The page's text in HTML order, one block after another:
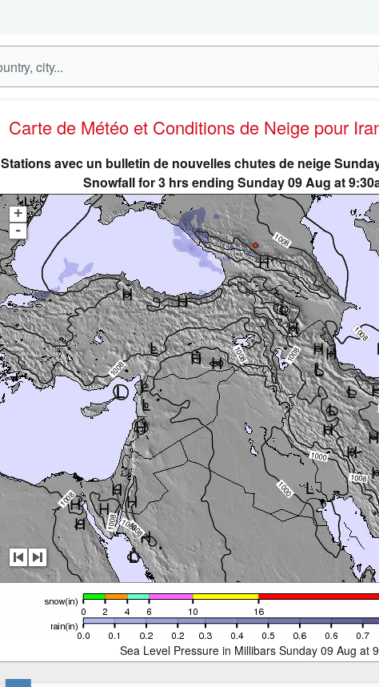
Carte de Météo et Conditions de Neige pour
Stations avec un bulletin de nouvelles chutes de neige
Snowfall for 3 hrs ending Sunday 09 Aug at
+
-
Sea Level Pressure in Millibars Sunday 09 Aug at